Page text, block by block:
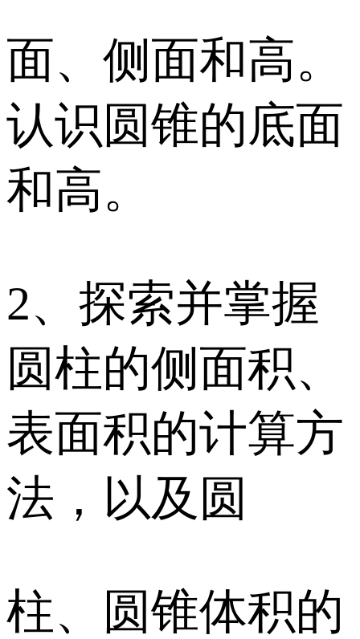
面、侧面和高。
认识圆锥的底面
和高。
2、探索并掌握
圆柱的侧面积、
表面积的计算方
法，以及圆
柱、圆锥体积的